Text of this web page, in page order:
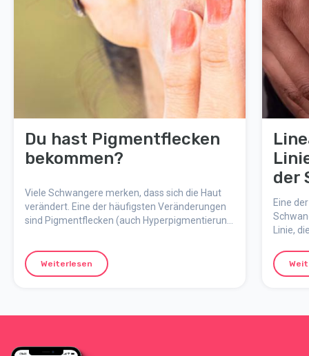
Du hast Pigmentflecken
bekommen?
Viele Schwangere merken, dass sich die Haut
verändert. Eine der häufigsten Veränderungen
sind Pigmentflecken (auch Hyperpigmentierung
du, warum sie entstehen, was du dagegen tun
kannst und wann sie meistens wieder
Weiterlesen
der
Eine
Linie,
ist eine